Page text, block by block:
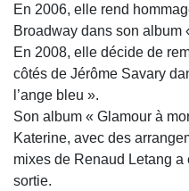
En 2006, elle rend
Broadway dans son album
En 2008, elle décide de
côtés de Jérôme Savary
l’ange bleu ».
Son album « Glamour à
Katerine, avec des
mixes de Renaud Letang
sortie.